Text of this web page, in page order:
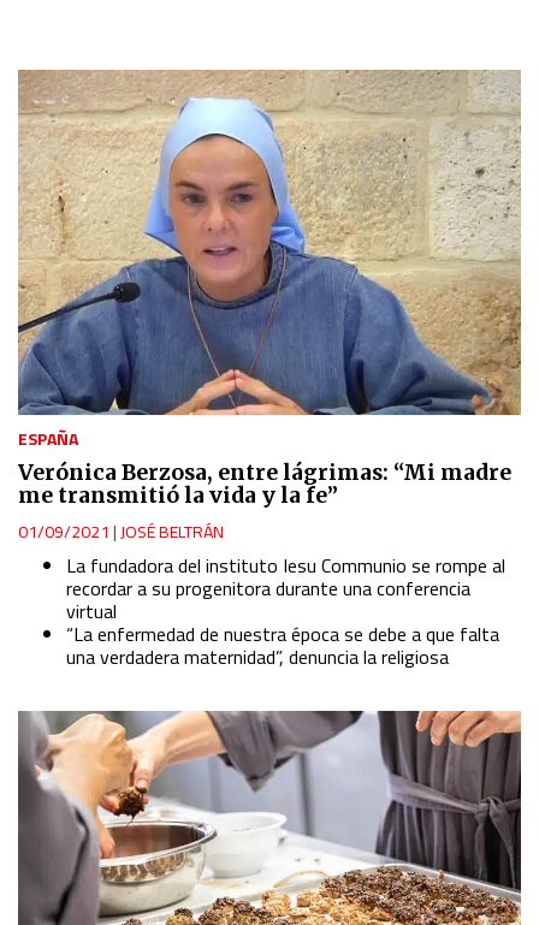
ESPAÑA
Verónica Berzosa, entre lágrimas: “Mi madre
me transmitió la vida y la fe”
01/09/2021 | JOSÉ BELTRÁN
La fundadora del instituto Iesu Communio se rompe al
recordar a su progenitora durante una conferencia
virtual
“La enfermedad de nuestra época se debe a que falta
una verdadera maternidad”, denuncia la religiosa